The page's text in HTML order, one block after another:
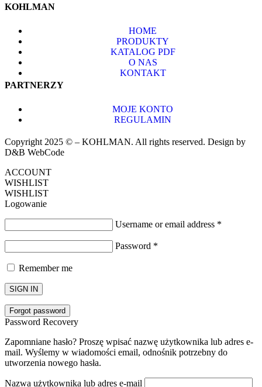
KOHLMAN
HOME
PRODUKTY
KATALOG PDF
O NAS
KONTAKT
PARTNERZY
MOJE KONTO
REGULAMIN
Copyright 2025 © – KOHLMAN. All rights reserved. Design by
D&B WebCode
ACCOUNT
WISHLIST
WISHLIST
Logowanie
Username or email address *
Password *
Remember me
SIGN IN
Forgot password
Password Recovery
Zapomniane hasło? Proszę wpisać nazwę użytkownika lub adres e-
mail. Wyślemy w wiadomości email, odnośnik potrzebny do
utworzenia nowego hasła.
Nazwa użytkownika lub adres e-mail